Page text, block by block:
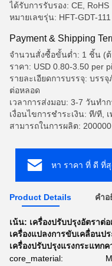
ได้รับการรับรอง: CE, RoHS
หมายเลขรุ่น: HFT-GDT-111
Payment & Shipping
จำนวนสั่งซื้อขั้นต่ำ: 1 ชิ้น (
ราคา: USD 0.80-3.50 per
รายละเอียดการบรรจุ: บร
ต่อหลอด
เวลาการส่งมอบ: 3-7 วันทำก
เงื่อนไขการชำระเงิน: ที/ที,
สามารถในการผลิต:
หา ราคา ที่ ดี ที่
Product Details คํา
เน้น: เครื่องปรับปรุงอัตราต่
เครื่องแปลงการขับเคลื่อนปร
เครื่องปรับปรุงแรงกระแทก
core_material: